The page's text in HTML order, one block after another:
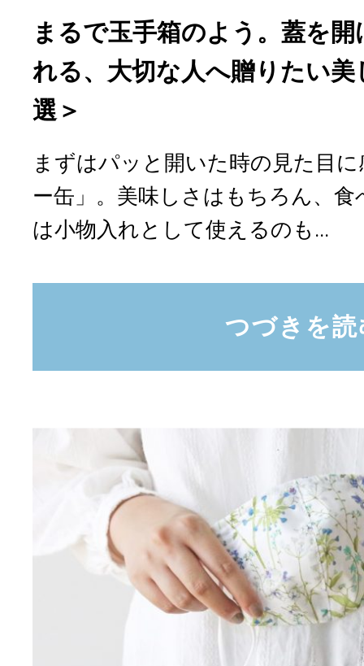
まるで玉手箱のよう。蓋を
れる、大切な人へ贈りたい
選＞
まずはパッと開いた時の見た目
ー缶」。美味しさはもちろん、
は小物入れとして使えるのも...
つづきを読